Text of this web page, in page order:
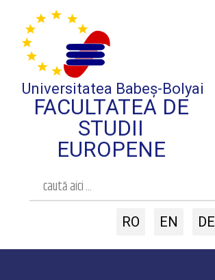
Universitatea Babeș-Bolyai
FACULTATEA DE
STUDII
EUROPENE
RO EN DE